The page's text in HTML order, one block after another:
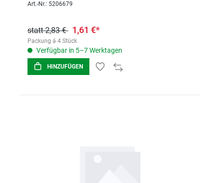
Art.-Nr.: 5206679
statt 2,83 € 1,61 €*
Packung á 4 Stück
Verfügbar in 5–7 Werktagen
HINZUFÜGEN